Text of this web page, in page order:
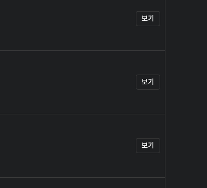
보기
보기
보기